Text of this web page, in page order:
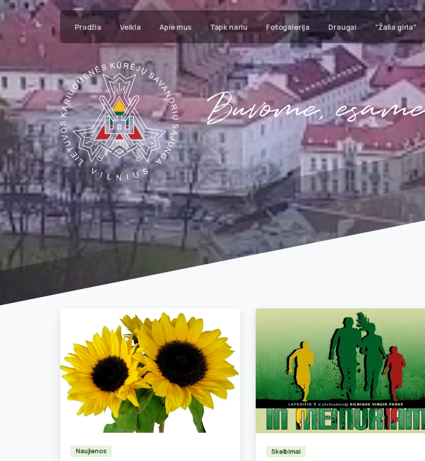
Pradžia Veikla Apie mus Tapk nariu Fotogalerija Draugai “Žalia giria”
Naujienos
0
Skelbimai